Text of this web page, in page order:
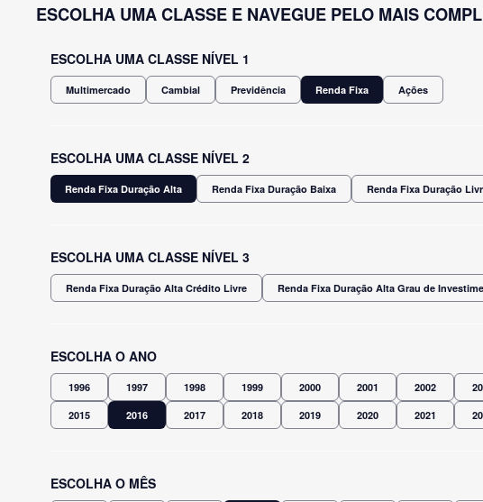
ESCOLHA UMA CLASSE E NAVEGUE PELO MAIS
ESCOLHA UMA CLASSE NÍVEL 1
Multimercado Cambial Previdência Renda Fixa Ações
ESCOLHA UMA CLASSE NÍVEL 2
Renda Fixa Duração Alta Renda Fixa Duração Baixa Renda Fixa Duração
ESCOLHA UMA CLASSE NÍVEL 3
Renda Fixa Duração Alta Crédito Livre Renda Fixa Duração Alta Grau de
ESCOLHA O ANO
1996 1997 1998 1999 2000 2001 2002
2015 2016 2017 2018 2019 2020 2021
ESCOLHA O MÊS